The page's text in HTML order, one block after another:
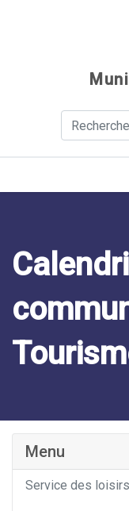
Rechercher
Catégorie
Menu
Service des loisirs